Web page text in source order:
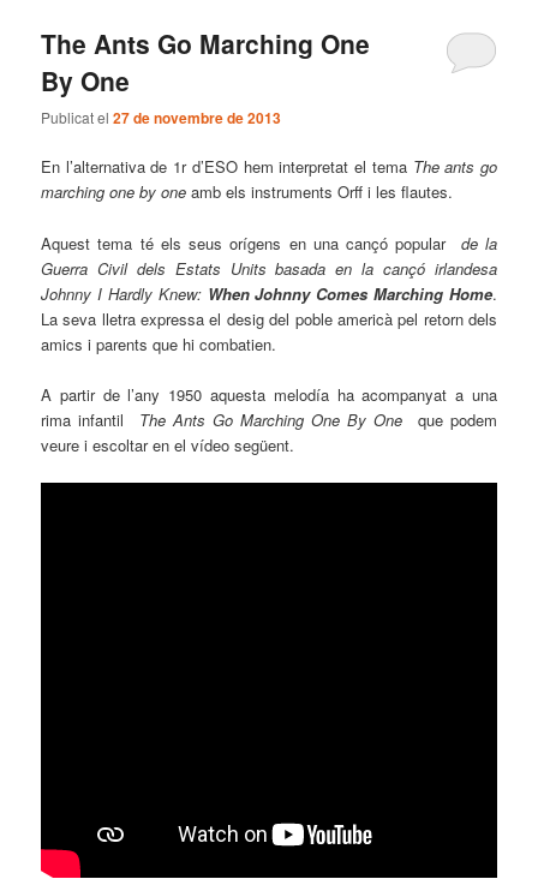
The Ants Go Marching One
By One
Publicat el27 de novembre de 2013
En l’alternativa de 1r d’ESO hem interpretat el tema The ants go
marching one by oneamb els instruments Orff i les flautes.
Aquest tema té els seus orígens en una cançó popular
de la
Guerra Civil dels Estats Units basada en la cançó irlandesa
Johnny I Hardly Knew: When Johnny Comes Marching Home.
La seva lletra expressa el desig del poble americà pel retorn dels
amics i parents que hi combatien.
A partir de l’any 1950 aquesta melodía ha acompanyat a una
rima infantil The Ants Go Marching One By One
que podem
veure i escoltar en el vídeo següent.